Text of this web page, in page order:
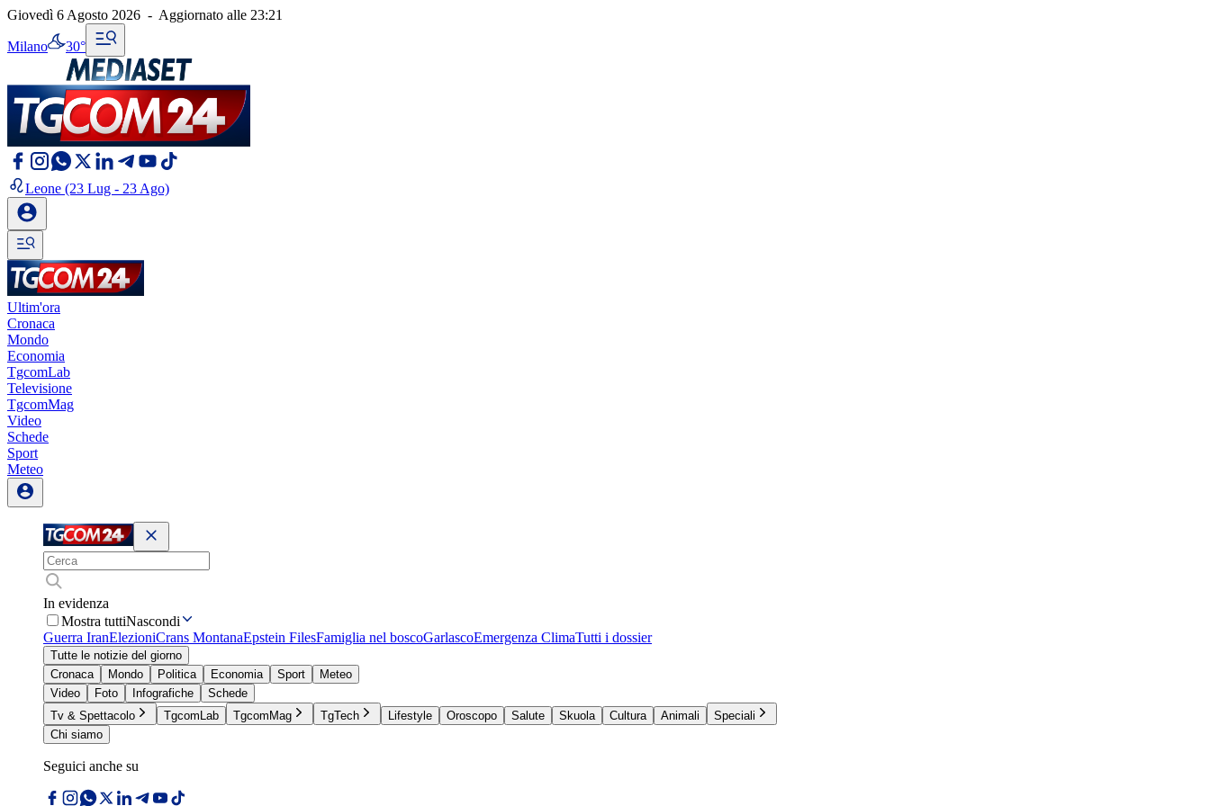
Giovedì 6 Agosto 2026 - Aggiornato alle 23:21
Milano 30°
Leone (23 Lug - 23 Ago)
Ultim'ora
Cronaca
Mondo
Economia
TgcomLab
Televisione
TgcomMag
Video
Schede
Sport
Meteo
In evidenza
Mostra tuttiNascondi
Guerra IranElezioniCrans MontanaEpstein FilesFamiglia nel boscoGarlascoEmergenza ClimaTutti i dossier
Tutte le notizie del giorno
Cronaca
Mondo Politica Economia Sport
Meteo
Video
Foto Infografiche
Schede
Tv & Spettacolo
TgcomLab TgcomMag TgTech Lifestyle Oroscopo Salute Skuola Cultura Animali
Speciali
Chi siamo
Seguici anche su